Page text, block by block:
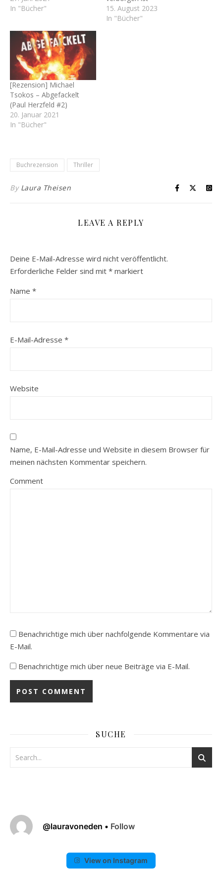
In "Bücher"
15. August 2023
In "Bücher"
[Rezension] Michael
Tsokos – Abgefackelt
(Paul Herzfeld #2)
20. Januar 2021
In "Bücher"
Buchrezension Thriller
By Laura Theisen
LEAVE A REPLY
Deine E-Mail-Adresse wird nicht veröffentlicht.
Erforderliche Felder sind mit * markiert
Name *
E-Mail-Adresse *
Website
Name, E-Mail-Adresse und Website in diesem Browser für
meinen nächsten Kommentar speichern.
Comment
Benachrichtige mich über nachfolgende Kommentare via
E-Mail.
Benachrichtige mich über neue Beiträge via E-Mail.
SUCHE
@lauravoneden • Follow
View on Instagram